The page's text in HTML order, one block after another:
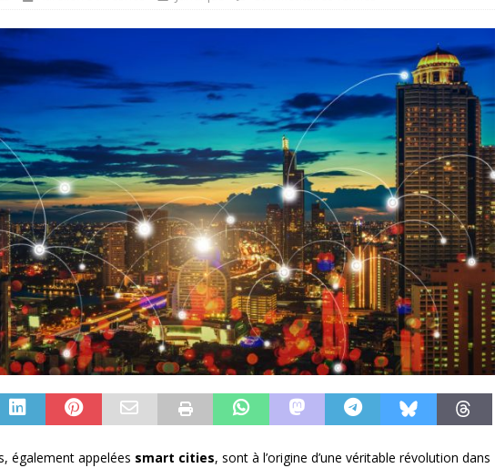
également appelées smart cities, sont à l’origine d’une véritable révolution dans